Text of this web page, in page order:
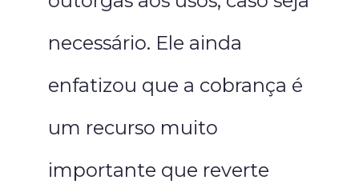
necessário. Ele ainda
enfatizou que a cobrança é
um recurso muito
importante que reverte